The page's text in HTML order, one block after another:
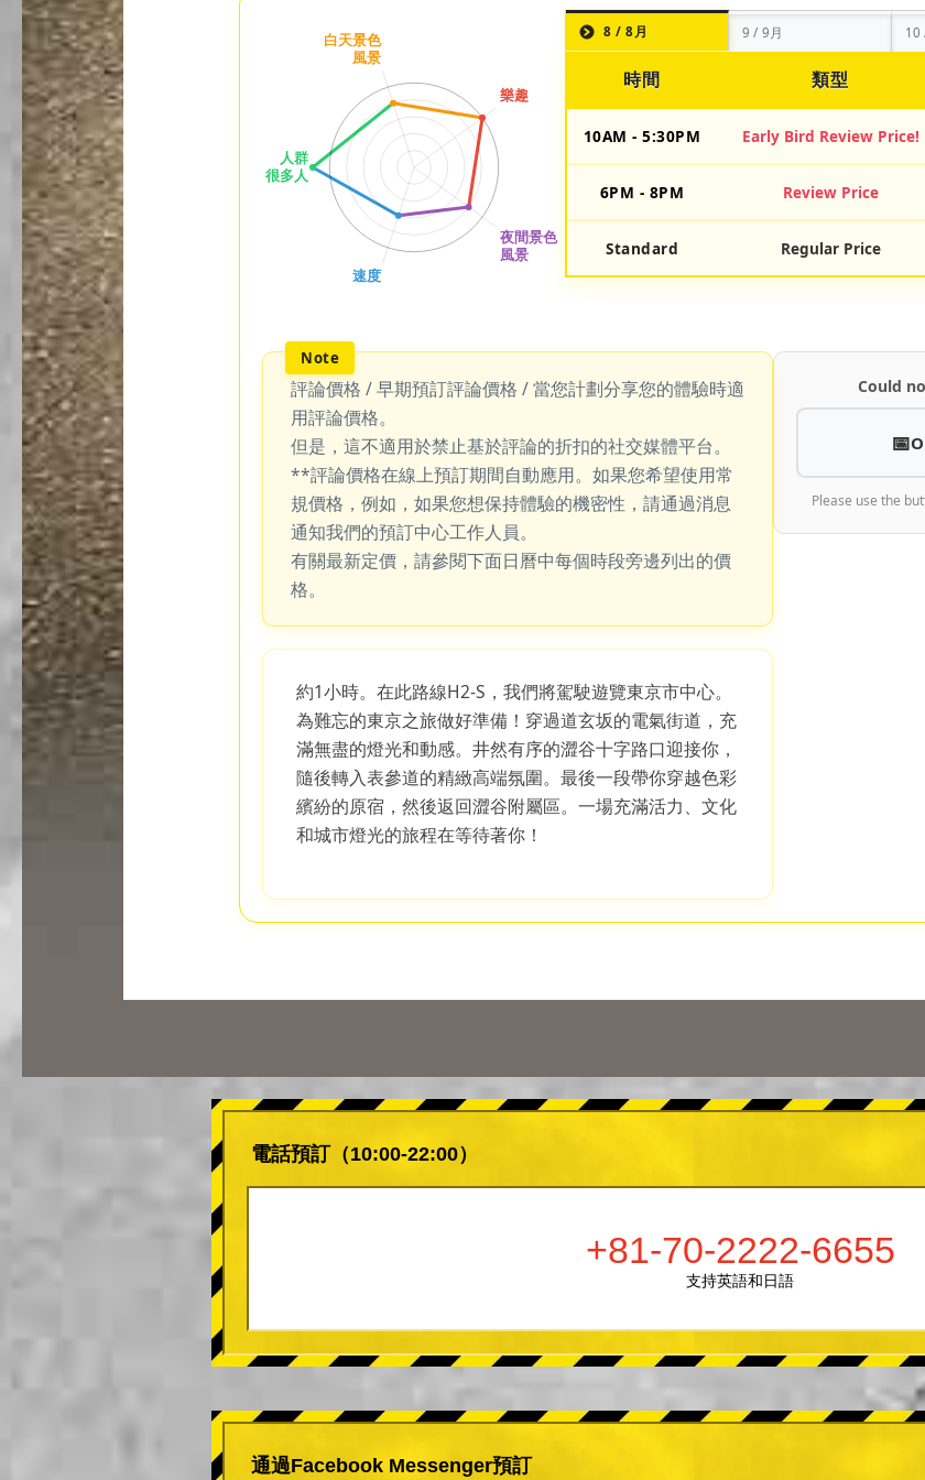
8 / 8月 9 / 9月 10
時間 類型
10AM - 5:30PM Early Bird Review Price!
6PM - 8PM Review Price
Standard Regular Price
評論價格 / 早期預訂評論價格 / 當您計劃分享您的體驗時適
用評論價格。
但是，這不適用於禁止基於評論的折扣的社交媒體平台。
**評論價格在線上預訂期間自動應用。如果您希望使用常
規價格，例如，如果您想保持體驗的機密性，請通過消息
通知我們的預訂中心工作人員。
有關最新定價，請參閱下面日曆中每個時段旁邊列出的價
格。
約1小時。在此路線H2-S，我們將駕駛遊覽東京市中心。
為難忘的東京之旅做好準備！穿過道玄坂的電氣街道，充
滿無盡的燈光和動感。井然有序的澀谷十字路口迎接你，
隨後轉入表參道的精緻高端氛圍。最後一段帶你穿越色彩
繽紛的原宿，然後返回澀谷附屬區。一場充滿活力、文化
和城市燈光的旅程在等待著你！
Could
Please use the
電話預訂（10:00-22:00）
+81-70-2222-6655
支持英語和日語
通過Facebook Messenger預訂